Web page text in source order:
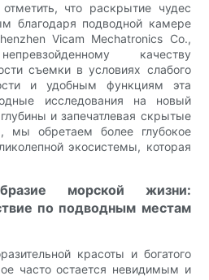
что раскрытие чудес
благодаря подводной камере
Vicam Mechatronics Co.,
качеству
съемки в условиях слабого
и удобным функциям эта
исследования на новый
и запечатлевая скрытые
мы обретаем более глубокое
экосистемы, которая
морской жизни:
по подводным местам
красоты и богатого
часто остается невидимым и